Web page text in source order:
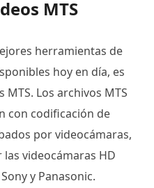
MTS
herramientas de
hoy en día, es
Los archivos MTS
con codificación de
por videocámaras,
videocámaras HD
y Panasonic.